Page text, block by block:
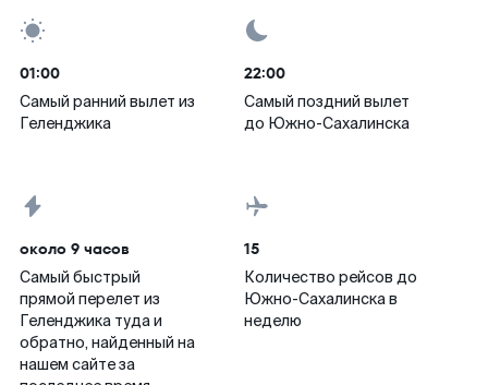
01:00
Самый ранний вылет из
Геленджика
22:00
Самый поздний вылет
до Южно-Сахалинска
около 9 часов
Самый быстрый
прямой перелет из
Геленджика туда и
обратно, найденный на
нашем сайте за
15
Количество рейсов до
Южно-Сахалинска в
неделю